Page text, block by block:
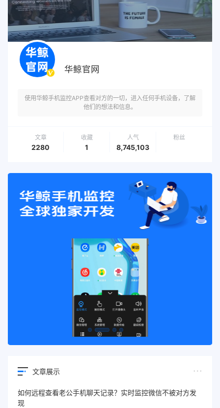
华鲸官网
使用华鲸手机监控APP查看对方的一切，进入任何手机设备，了解
他们的想法和信息。
文章
2280
收藏
1
人气
8,745,103
粉丝
文章展示
如何远程查看老公手机聊天记录？实时监控微信不被对方发
现